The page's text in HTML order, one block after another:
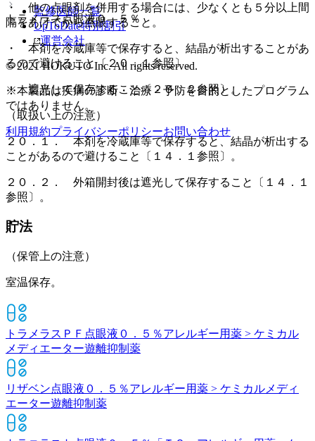
トラメラス点眼液０．５％
・ 他の点眼剤を併用する場合には、少なくとも５分以上間
隔をあけてから点眼すること。
・ 本剤を冷蔵庫等で保存すると、結晶が析出することがあ
るので避けること〔２０．１参照〕。
・ 遮光して保存すること〔２０．２参照〕。
（取扱い上の注意）
２０．１． 本剤を冷蔵庫等で保存すると、結晶が析出する
ことがあるので避けること〔１４．１参照〕。
２０．２． 外箱開封後は遮光して保存すること〔１４．１
参照〕。
貯法
（保管上の注意）
室温保存。
トラメラスＰＦ点眼液０．５％アレルギー用薬 > ケミカル
メディエーター遊離抑制薬
リザベン点眼液０．５％アレルギー用薬 > ケミカルメディ
エーター遊離抑制薬
監修医師一覧
UpToDate特別割引
運営会社
© 2021 HOKUTO Inc. All rights reserved.
※本製品は疾病の診断・治療・予防を目的としたプログラム
ではありません。
利用規約プライバシーポリシーお問い合わせ